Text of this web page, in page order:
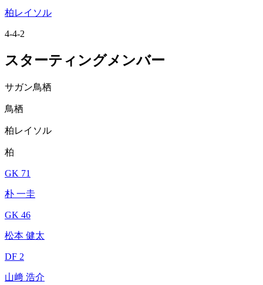
柏レイソル
4-4-2
スターティングメンバー
サガン鳥栖
鳥栖
柏レイソル
柏
GK 71
朴 一圭
GK 46
松本 健太
DF 2
山﨑 浩介